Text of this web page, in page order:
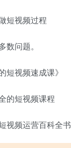
短视频过程
数问题。
短视频速成课》
的短视频课程
视频运营百科全书